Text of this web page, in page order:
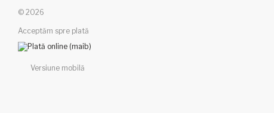
© 2026
Acceptăm spre plată
Versiune mobilă